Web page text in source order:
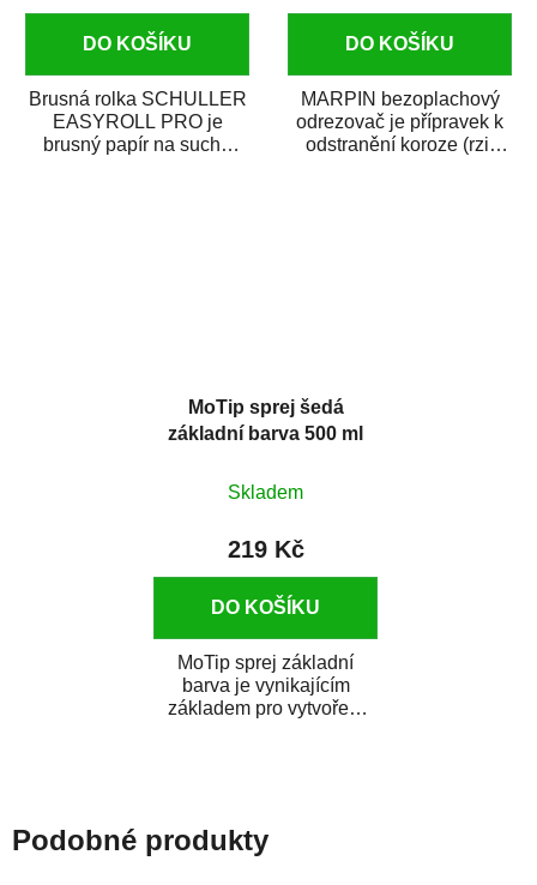
DO KOŠÍKU
Brusná rolka SCHULLER
EASYROLL PRO je
brusný papír na suché
DO KOŠÍKU
MARPIN bezoplachový
odrezovač je přípravek k
odstranění koroze (rzi)
MoTip sprej šedá
základní barva 500 ml
Skladem
219 Kč
DO KOŠÍKU
MoTip sprej základní
barva je vynikajícím
základem pro vytvoření
Podobné produkty